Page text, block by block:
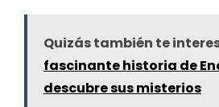
Quizás también te
fascinante historia de
descubre sus misterios